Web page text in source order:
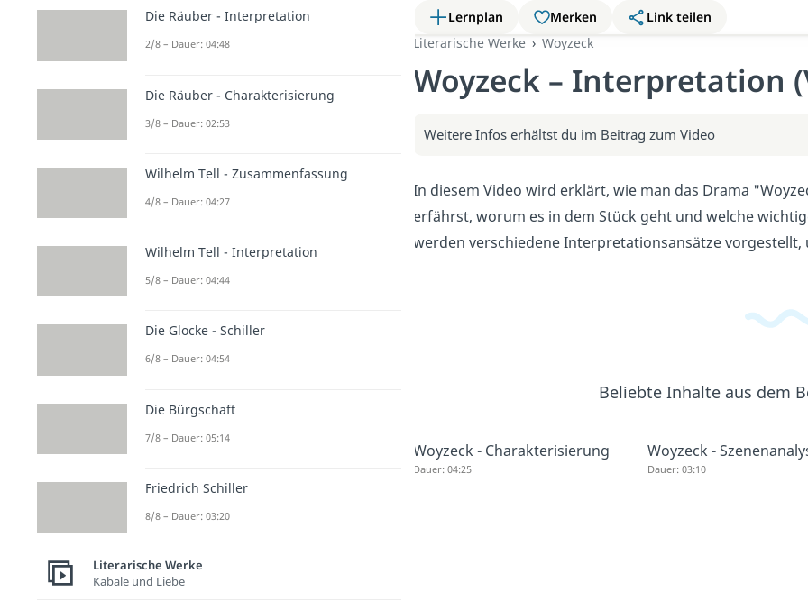
Lernplan Merken
Link teilen
Literarische Werke
Woyzeck
Woyzeck – Interpretation
Weitere Infos erhältst du im Beitrag zum Video
In diesem Video wird erklärt, wie man das Drama
erfährst, worum es in dem Stück geht und welche
werden verschiedene Interpretationsansätze
Beliebte Inhalte aus dem
Woyzeck - Charakterisierung
Dauer: 04:25
Woyzeck -
Dauer: 03:10
Die Räuber - Interpretation
2/8 – Dauer: 04:48
Die Räuber - Charakterisierung
3/8 – Dauer: 02:53
Wilhelm Tell - Zusammenfassung
4/8 – Dauer: 04:27
Wilhelm Tell - Interpretation
5/8 – Dauer: 04:44
Die Glocke - Schiller
6/8 – Dauer: 04:54
Die Bürgschaft
7/8 – Dauer: 05:14
Friedrich Schiller
8/8 – Dauer: 03:20
Literarische Werke
Kabale und Liebe